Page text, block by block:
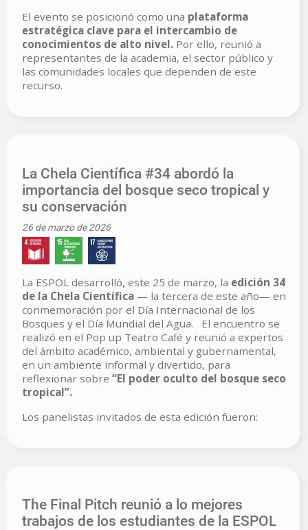
El evento se posicionó como una plataforma
estratégica clave para el intercambio de
conocimientos de alto nivel. Por ello, reunió a
representantes de la academia, el sector público y
las comunidades locales que dependen de este
recurso.
La Chela Científica #34 abordó la
importancia del bosque seco tropical y
su conservación
26 de marzo de 2026
La ESPOL desarrolló, este 25 de marzo, la edición 34
de la Chela Científica — la tercera de este año— en
conmemoración por el Día Internacional de los
Bosques y el Día Mundial del Agua. El encuentro se
realizó en el Pop up Teatro Café y reunió a expertos
del ámbito académico, ambiental y gubernamental,
en un ambiente informal y divertido, para
reflexionar sobre “El poder oculto del bosque seco
tropical”.
Los panelistas invitados de esta edición fueron:
The Final Pitch reunió a lo mejores
trabajos de los estudiantes de la ESPOL